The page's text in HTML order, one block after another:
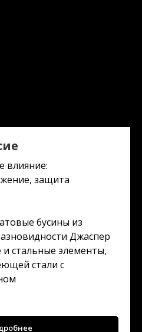
влияние:
защита
бусины из
Джаспер
стальные элементы,
стали с